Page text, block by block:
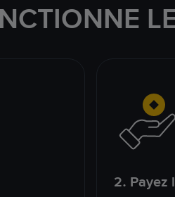
2. Payez